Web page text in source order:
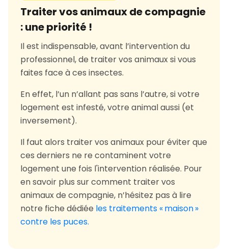
Traiter vos animaux de compagnie
: une priorité !
Il est indispensable, avant l’intervention du
professionnel, de traiter vos animaux si vous
faites face à ces insectes.
En effet, l’un n’allant pas sans l’autre, si votre
logement est infesté, votre animal aussi (et
inversement).
Il faut alors traiter vos animaux pour éviter que
ces derniers ne re contaminent votre
logement une fois l'intervention réalisée. Pour
en savoir plus sur comment traiter vos
animaux de compagnie, n’hésitez pas à lire
notre fiche dédiée les traitements « maison »
contre les puces.